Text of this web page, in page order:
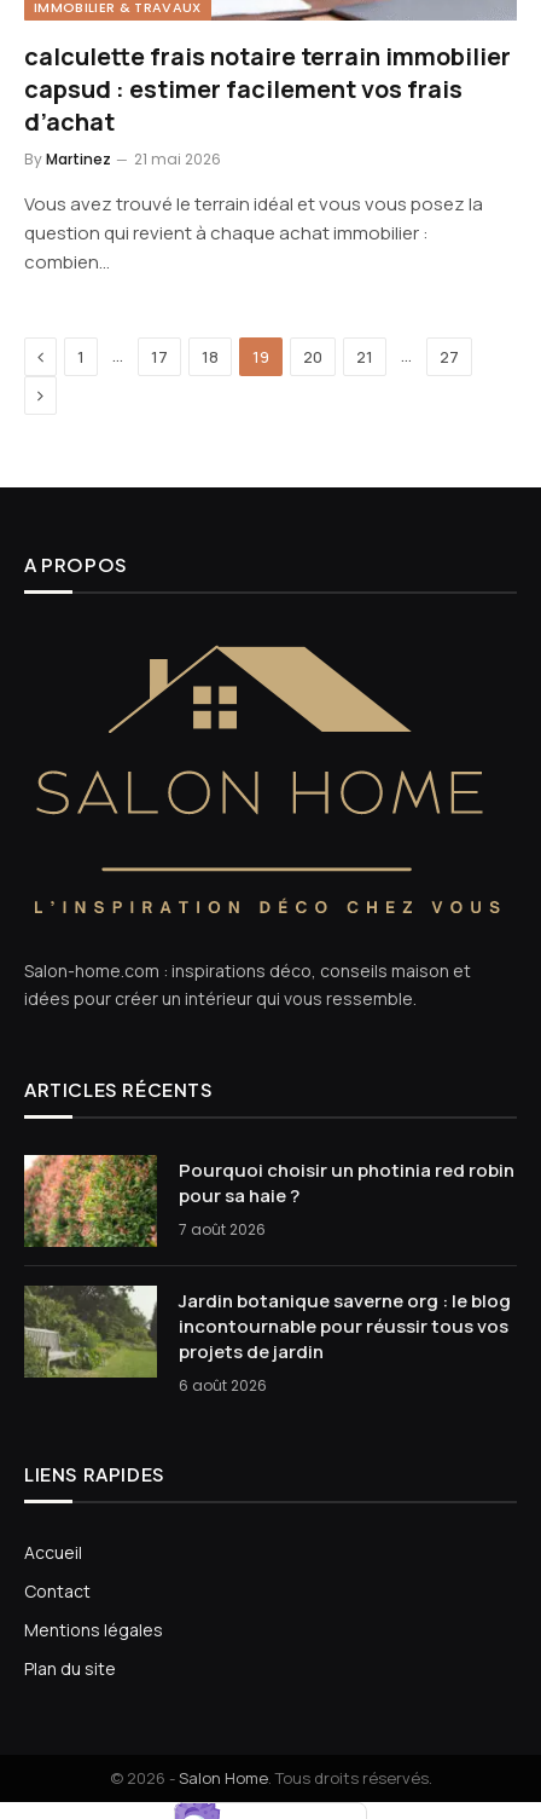
IMMOBILIER & TRAVAUX
calculette frais notaire terrain immobilier
capsud : estimer facilement vos frais
d’achat
ByMartinez 21 mai 2026
Vous avez trouvé le terrain idéal et vous vous posez la
question qui revient à chaque achat immobilier :
combien…
Previous
1 … 17 18 19 20 21 … 27
Next
A PROPOS
Salon-home.com : inspirations déco, conseils maison et
idées pour créer un intérieur qui vous ressemble.
ARTICLES RÉCENTS
Pourquoi choisir un photinia red robin
pour sa haie ?
7 août 2026
Jardin botanique saverne org : le blog
incontournable pour réussir tous vos
projets de jardin
6 août 2026
LIENS RAPIDES
Accueil
Contact
Mentions légales
Plan du site
© 2026 -Salon Home. Tous droits réservés.